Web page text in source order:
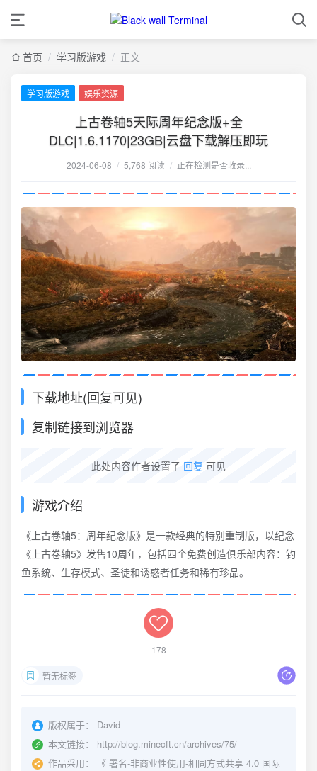
首页 / 学习版游戏 / 正文
学习版游戏 娱乐资源
上古卷轴5天际周年纪念版+全
DLC|1.6.1170|23GB|云盘下载解压即玩
2024-06-08 / 5,768 阅读 / 正在检测是否收录...
下载地址(回复可见)
复制链接到浏览器
此处内容作者设置了 回复 可见
游戏介绍
《上古卷轴5：周年纪念版》是一款经典的特别重制版，以纪念
《上古卷轴5》发售10周年，包括四个免费创造俱乐部内容：钓
鱼系统、生存模式、圣徒和诱惑者任务和稀有珍品。
178
暂无标签
版权属于：
David
本文链接：
http://blog.minecft.cn/archives/75/
作品采用：
《 署名-非商业性使用-相同方式共享 4.0 国际